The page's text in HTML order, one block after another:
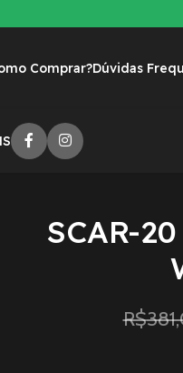
Comprar?Dúvidas
SCAR-
R$